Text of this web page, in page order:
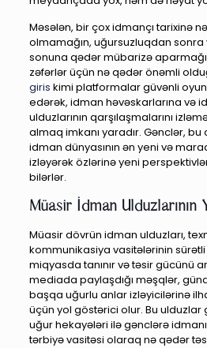
Məsələn, bir çox idmançı tarixinə
olmamağın, uğursuzluqdan sonra
sonuna qədər mübarizə
zəfərlər üçün nə qədər önəmli
giris kimi platformalar güvənli
edərək, idman həvəskarlarına və
ulduzlarının qarşılaşmalarını
almaq imkanı yaradır. Gənclər,
idman dünyasının ən yeni və
izləyərək özlərinə yeni
bilərlər.
Müasir İdman Ulduzlarının
Müasir dövrün idman ulduzları,
kommunikasiya vasitələrinin
miqyasda tanınır və təsir gücünü
mediada paylaşdığı məşqlər,
başqa uğurlu anlar izləyicilərinə
üçün yol göstərici olur. Bu ulduzlar
uğur hekayələri ilə gənclərə
tərbiyə vasitəsi olaraq nə qədər